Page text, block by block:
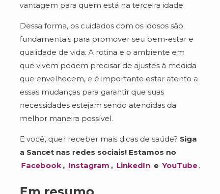
vantagem para quem está na terceira idade.
Dessa forma, os cuidados com os idosos são
fundamentais para promover seu bem-estar e
qualidade de vida. A rotina e o ambiente em
que vivem podem precisar de ajustes à medida
que envelhecem, e é importante estar atento a
essas mudanças para garantir que suas
necessidades estejam sendo atendidas da
melhor maneira possível.
E você, quer receber mais dicas de saúde? Siga
a Sancet nas redes sociais! Estamos no
Facebook , Instagram , LinkedIn e YouTube .